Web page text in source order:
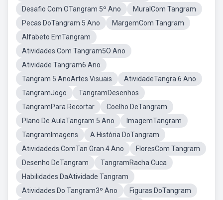
Desafio Com OTangram 5º Ano
MuralCom Tangram
Pecas DoTangram 5 Ano
MargemCom Tangram
Alfabeto EmTangram
Atividades Com Tangram5O Ano
Atividade Tangram6 Ano
Tangram 5 AnoArtes Visuais
AtividadeTangra 6 Ano
TangramJogo
TangramDesenhos
TangramPara Recortar
Coelho DeTangram
Plano De AulaTangram 5 Ano
ImagemTangram
TangramImagens
A História DoTangram
Atividadeds ComTan Gran 4 Ano
FloresCom Tangram
Desenho DeTangram
TangramRacha Cuca
Habilidades DaAtividade Tangram
Atividades Do Tangram3º Ano
Figuras DoTangram